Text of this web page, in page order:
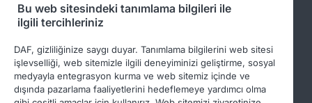
Bizi takip edin
Bu web sitesindeki tanımlama bilgileri ile
ilgili tercihleriniz
DAF, gizliliğinize saygı duyar. Tanımlama bilgilerini web sitesi
işlevselliği, web sitemizle ilgili deneyiminizi geliştirme, sosyal
medyayla entegrasyon kurma ve web sitemiz içinde ve
dışında pazarlama faaliyetlerini hedeflemeye yardımcı olma